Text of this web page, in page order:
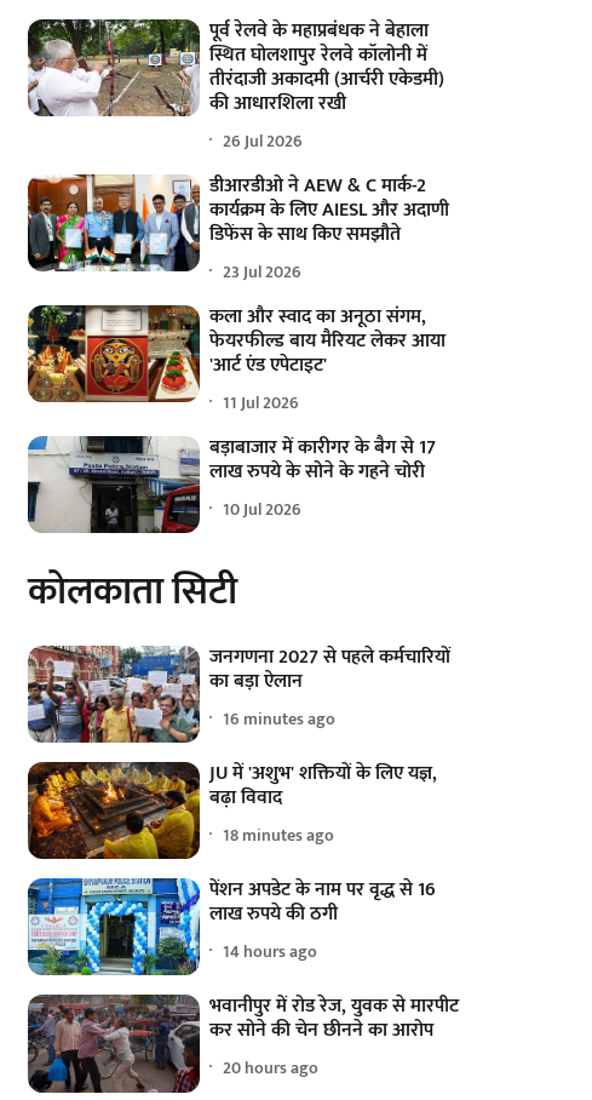
पूर्व रेलवे के महाप्रबंधक ने बेहाला
स्थित घोलशापुर रेलवे कॉलोनी में
तीरंदाजी अकादमी (आर्चरी एकेडमी)
की आधारशिला रखी
26 Jul 2026
डीआरडीओ ने AEW & C मार्क-2
कार्यक्रम के लिए AIESL और अदाणी
डिफेंस के साथ किए समझौते
23 Jul 2026
कला और स्वाद का अनूठा संगम,
फेयरफील्ड बाय मैरियट लेकर आया
'आर्ट एंड एपेटाइट'
11 Jul 2026
बड़ाबाजार में कारीगर के बैग से 17
लाख रुपये के सोने के गहने चोरी
10 Jul 2026
कोलकाता सिटी
जनगणना 2027 से पहले कर्मचारियों
का बड़ा ऐलान
16 minutes ago
JU में 'अशुभ' शक्तियों के लिए यज्ञ,
बढ़ा विवाद
18 minutes ago
पेंशन अपडेट के नाम पर वृद्ध से 16
लाख रुपये की ठगी
14 hours ago
भवानीपुर में रोड रेज, युवक से मारपीट
कर सोने की चेन छीनने का आरोप
20 hours ago